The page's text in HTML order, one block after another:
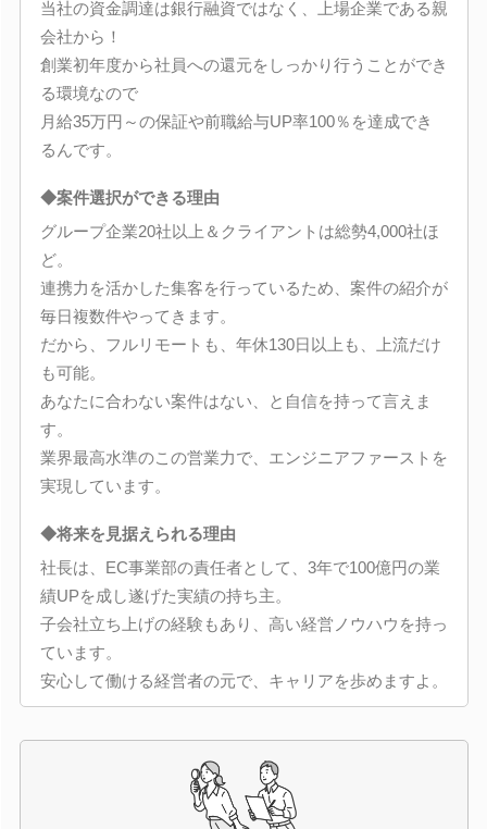
当社の資金調達は銀行融資ではなく、上場企業である親
会社から！
創業初年度から社員への還元をしっかり行うことができ
る環境なので
月給35万円～の保証や前職給与UP率100％を達成でき
るんです。
◆案件選択ができる理由
グループ企業20社以上＆クライアントは総勢4,000社ほ
ど。
連携力を活かした集客を行っているため、案件の紹介が
毎日複数件やってきます。
だから、フルリモートも、年休130日以上も、上流だけ
も可能。
あなたに合わない案件はない、と自信を持って言えま
す。
業界最高水準のこの営業力で、エンジニアファーストを
実現しています。
◆将来を見据えられる理由
社長は、EC事業部の責任者として、3年で100億円の業
績UPを成し遂げた実績の持ち主。
子会社立ち上げの経験もあり、高い経営ノウハウを持っ
ています。
安心して働ける経営者の元で、キャリアを歩めますよ。